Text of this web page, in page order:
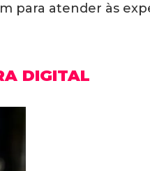
para atender às
DIGITAL